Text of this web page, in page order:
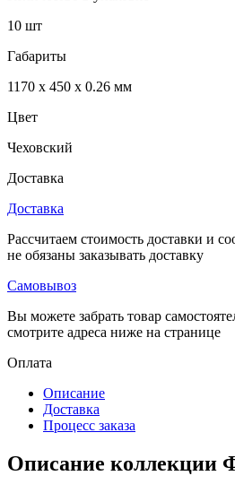
10 шт
Габариты
1170 x 450 x 0.26 мм
Цвет
Чеховский
Доставка
Доставка
Рассчитаем стоимость доставки и
не обязаны заказывать доставку
Самовывоз
Вы можете забрать товар
смотрите адреса ниже на странице
Оплата
Описание
Доставка
Процесс заказа
Описание коллекции